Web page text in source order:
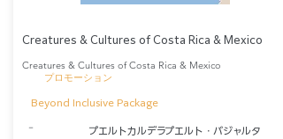
Creatures & Cultures of Costa Rica & Mexico
Creatures & Cultures of Costa Rica & Mexico
​プロモーション
Beyond Inclusive Package
プエルトカルデラ
​－ プエルト・バジャルタ